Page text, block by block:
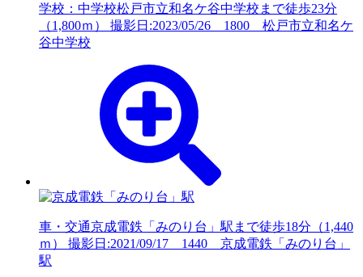
学校：中学校松戸市立和名ケ谷中学校まで徒歩23分
（1,800ｍ） 撮影日:2023/05/26 1800 松戸市立和名ケ
谷中学校
車・交通京成電鉄「みのり台」駅まで徒歩18分（1,440
ｍ） 撮影日:2021/09/17 1440 京成電鉄「みのり台」
駅